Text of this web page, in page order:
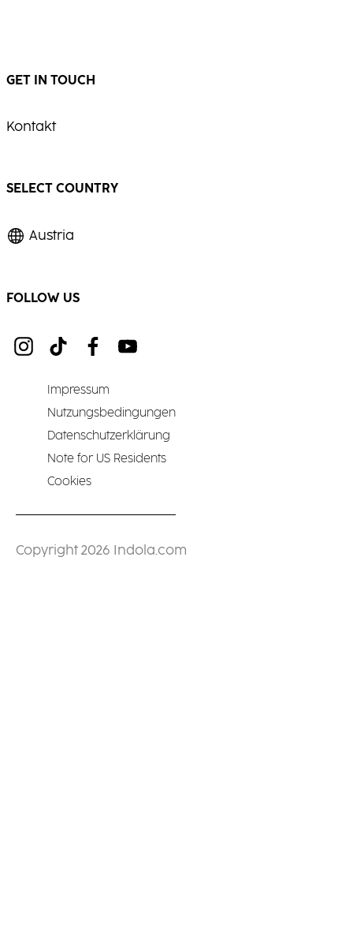
GET IN TOUCH
Kontakt
SELECT COUNTRY
Austria
FOLLOW US
Impressum
Nutzungsbedingungen
Datenschutzerklärung
Note for US Residents
Cookies
Copyright 2026 Indola.com